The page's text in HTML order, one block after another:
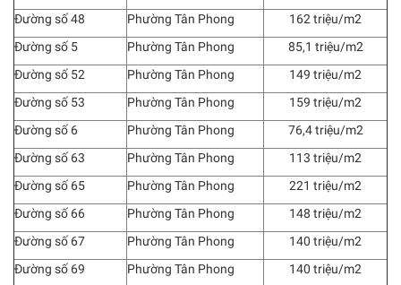
Đường số 48
Phường Tân Phong
162 triệu/m2
Đường số 5
Phường Tân Phong
85,1 triệu/m2
Đường số 52
Phường Tân Phong
149 triệu/m2
Đường số 53
Phường Tân Phong
159 triệu/m2
Đường số 6
Phường Tân Phong
76,4 triệu/m2
Đường số 63
Phường Tân Phong
113 triệu/m2
Đường số 65
Phường Tân Phong
221 triệu/m2
Đường số 66
Phường Tân Phong
148 triệu/m2
Đường số 67
Phường Tân Phong
140 triệu/m2
Đường số 69
Phường Tân Phong
140 triệu/m2